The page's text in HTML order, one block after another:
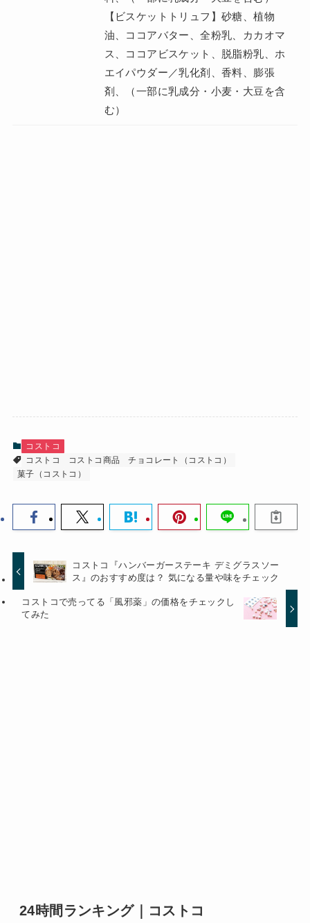
【ビスケットトリュフ】砂糖、植物
油、ココアバター、全粉乳、カカオマ
ス、ココアビスケット、脱脂粉乳、ホ
エイパウダー／乳化剤、香料、膨張
剤、（一部に乳成分・小麦・大豆を含
む）
コストコ
コストコ
コストコ商品
チョコレート（コストコ）
菓子（コストコ）
コストコ『ハンバーガーステーキ デミグラスソー
ス』のおすすめ度は？ 気になる量や味をチェック
コストコで売ってる「風邪薬」の価格をチェックし
てみた
24時間ランキング｜コストコ